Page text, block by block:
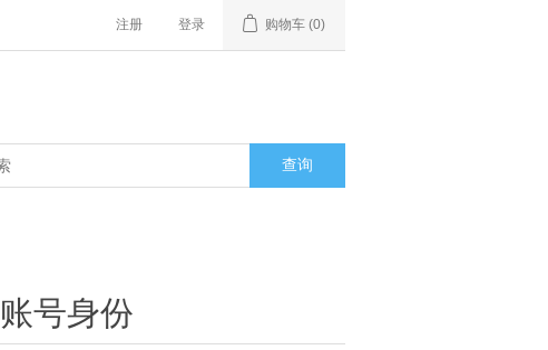
注册 登录 购物车 (0)
号身份